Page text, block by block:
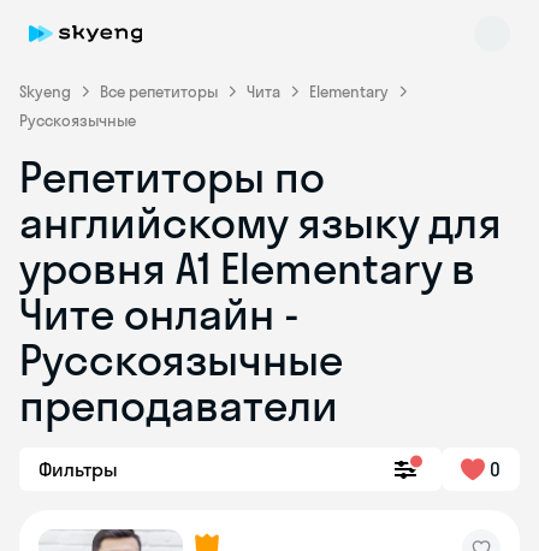
Skyeng Все репетиторы Чита
Elementary
Русскоязычные
Репетиторы по
английскому языку для
уровня A1 Elementary в
Чите онлайн -
Русскоязычные
преподаватели
Фильтры 0
Skyeng Chat